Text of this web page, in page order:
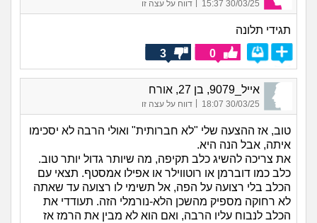
30/03/25 15:37
| דווח על עצה זו
תגידי תלונה
0
3
אייל_9079, בן 27, אורח
30/03/25 18:07 דווח על עצה זו
טוב, אז ההצעה שלי "לא חברותית" ואולי הרבה לא יסכימו
איתה, אבל הנה היא.
את צריכה להשיג כלב תקיפה, מה שיותר גדול יותר טוב.
כלב כמו דוברמן או רוטווילר או אפילו אמסטף. תצאי עם
הכלב בלי רצועה על הפה, אל תשימי לו רצועה עד שאתה
לא רחוקה מספיק מהשכן הלא-נורמלי הזה. תעודדי את
הכלב לנבוח עליו הרבה, ואם הוא לא מבין את הרמז אז